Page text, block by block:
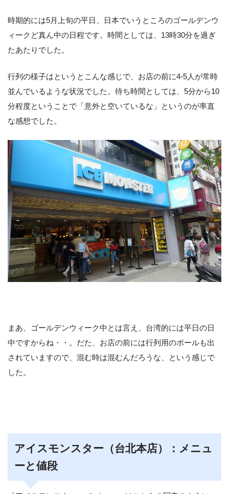
時期的には5月上旬の平日、日本でいうところのゴールデンウ
ィークど真ん中の日程です。時間としては、13時30分を過ぎ
たあたりでした。
行列の様子はというとこんな感じで、お店の前に4-5人が常時
並んでいるような状況でした。待ち時間としては、5分から10
分程度ということで「意外と空いているな」というのが率直
な感想でした。
まあ、ゴールデンウィーク中とは言え、台湾的には平日の日
中ですからね・・。だた、お店の前には行列用のポールも出
されていますので、混む時は混むんだろうな、という感じで
した。
アイスモンスター（台北本店）：メニュ
ーと値段